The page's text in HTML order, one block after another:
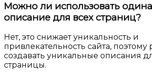
Можно ли использовать
описание для всех страниц?
Нет, это снижает уникальность и
привлекательность сайта, поэтому
создавать уникальные описания
страницы.